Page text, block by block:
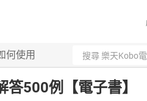
何使用
500例【電子書】